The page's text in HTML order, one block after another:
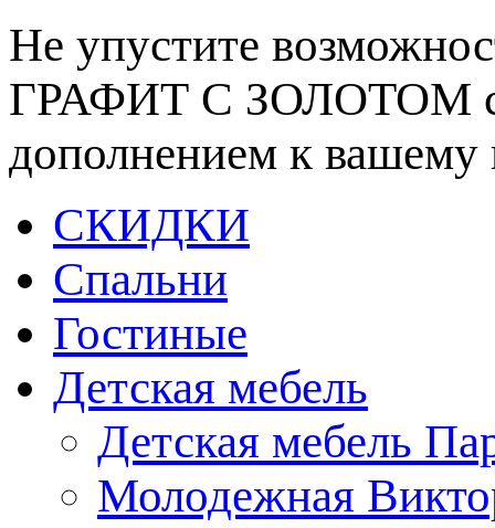
Не упустите
ГРАФИТ С ЗОЛОТОМ со
дополнением к вашему
СКИДКИ
Спальни
Гостиные
Детская мебель
Детская мебель
Молодежная